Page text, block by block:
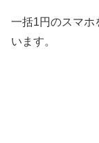
一括1円のスマホ
います。